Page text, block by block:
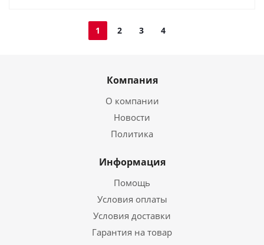
1 2 3 4
Компания
О компании
Новости
Политика
Информация
Помощь
Условия оплаты
Условия доставки
Гарантия на товар